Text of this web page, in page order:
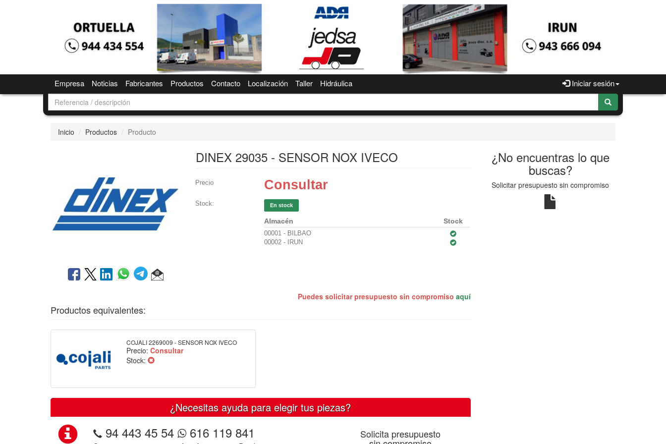
Iniciar sesión
Empresa Noticias Fabricantes Productos Contacto Localización Taller Hidráulica
Inicio Productos Producto
DINEX 29035 - SENSOR NOX IVECO
Precio Consultar
Stock: En stock
Almacén Stock
00001 - BILBAO
00002 - IRUN
Puedes solicitar presupuesto sin compromiso aquí
Productos equivalentes:
COJALI 2269009 - SENSOR NOX IVECO
Precio:Consultar
Stock:
¿Necesitas ayuda para elegir tus piezas?
94 443 45 54 616 119 841 Solicita presupuesto
¿No encuentras lo que
buscas?
Solicitar presupuesto sin compromiso